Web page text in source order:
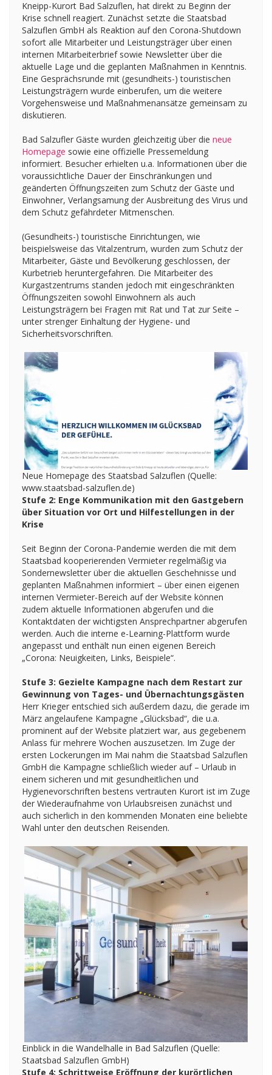
Kneipp-Kurort Bad Salzuflen, hat direkt zu Beginn der
Krise schnell reagiert. Zunächst setzte die Staatsbad
Salzuflen GmbH als Reaktion auf den Corona-Shutdown
sofort alle Mitarbeiter und Leistungsträger über einen
internen Mitarbeiterbrief sowie Newsletter über die
aktuelle Lage und die geplanten Maßnahmen in Kenntnis.
Eine Gesprächsrunde mit (gesundheits-) touristischen
Leistungsträgern wurde einberufen, um die weitere
Vorgehensweise und Maßnahmenansätze gemeinsam zu
diskutieren.
Bad Salzufler Gäste wurden gleichzeitig über die neue
Homepage sowie eine offizielle Pressemeldung
informiert. Besucher erhielten u.a. Informationen über die
voraussichtliche Dauer der Einschränkungen und
geänderten Öffnungszeiten zum Schutz der Gäste und
Einwohner, Verlangsamung der Ausbreitung des Virus und
dem Schutz gefährdeter Mitmenschen.
(Gesundheits-) touristische Einrichtungen, wie
beispielsweise das Vitalzentrum, wurden zum Schutz der
Mitarbeiter, Gäste und Bevölkerung geschlossen, der
Kurbetrieb heruntergefahren. Die Mitarbeiter des
Kurgastzentrums standen jedoch mit eingeschränkten
Öffnungszeiten sowohl Einwohnern als auch
Leistungsträgern bei Fragen mit Rat und Tat zur Seite –
unter strenger Einhaltung der Hygiene- und
Sicherheitsvorschriften.
Neue Homepage des Staatsbad Salzuflen (Quelle:
www.staatsbad-salzuflen.de)
Stufe 2: Enge Kommunikation mit den Gastgebern
über Situation vor Ort und Hilfestellungen in der
Krise
Seit Beginn der Corona-Pandemie werden die mit dem
Staatsbad kooperierenden Vermieter regelmäßig via
Sondernewsletter über die aktuellen Geschehnisse und
geplanten Maßnahmen informiert – über einen eigenen
internen Vermieter-Bereich auf der Website können
zudem aktuelle Informationen abgerufen und die
Kontaktdaten der wichtigsten Ansprechpartner abgerufen
werden. Auch die interne e-Learning-Plattform wurde
angepasst und enthält nun einen eigenen Bereich
„Corona: Neuigkeiten, Links, Beispiele“.
Stufe 3: Gezielte Kampagne nach dem Restart zur
Gewinnung von Tages- und Übernachtungsgästen
Herr Krieger entschied sich außerdem dazu, die gerade im
März angelaufene Kampagne „Glücksbad“, die u.a.
prominent auf der Website platziert war, aus gegebenem
Anlass für mehrere Wochen auszusetzen. Im Zuge der
ersten Lockerungen im Mai nahm die Staatsbad Salzuflen
GmbH die Kampagne schließlich wieder auf – Urlaub in
einem sicheren und mit gesundheitlichen und
Hygienevorschriften bestens vertrauten Kurort ist im Zuge
der Wiederaufnahme von Urlaubsreisen zunächst und
auch sicherlich in den kommenden Monaten eine beliebte
Wahl unter den deutschen Reisenden.
Einblick in die Wandelhalle in Bad Salzuflen (Quelle:
Staatsbad Salzuflen GmbH)
Stufe 4: Schrittweise Eröffnung der kurörtlichen